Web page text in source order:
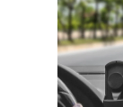
Bestelling
Ruilen en
Bestellingen &